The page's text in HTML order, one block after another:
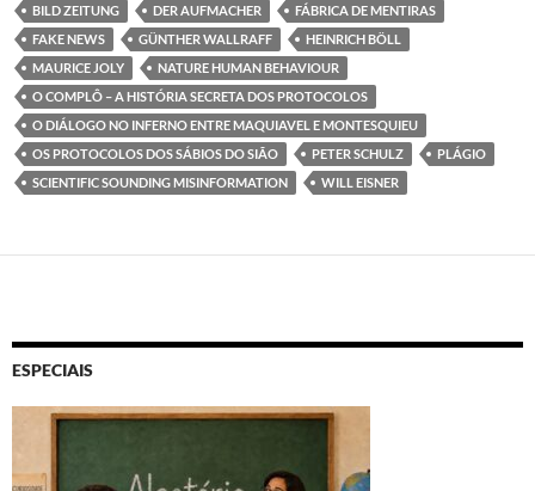
BILD ZEITUNG
DER AUFMACHER
FÁBRICA DE MENTIRAS
FAKE NEWS
GÜNTHER WALLRAFF
HEINRICH BÖLL
MAURICE JOLY
NATURE HUMAN BEHAVIOUR
O COMPLÔ – A HISTÓRIA SECRETA DOS PROTOCOLOS
O DIÁLOGO NO INFERNO ENTRE MAQUIAVEL E MONTESQUIEU
OS PROTOCOLOS DOS SÁBIOS DO SIÃO
PETER SCHULZ
PLÁGIO
SCIENTIFIC SOUNDING MISINFORMATION
WILL EISNER
ESPECIAIS